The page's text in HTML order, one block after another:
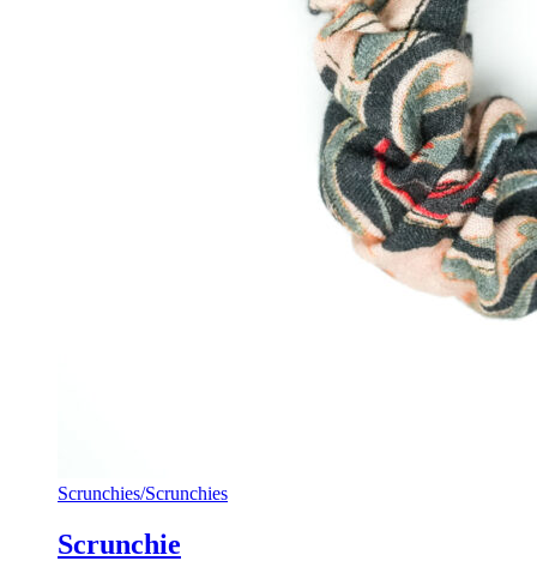
Scrunchies/Scrunchies
Scrunchie